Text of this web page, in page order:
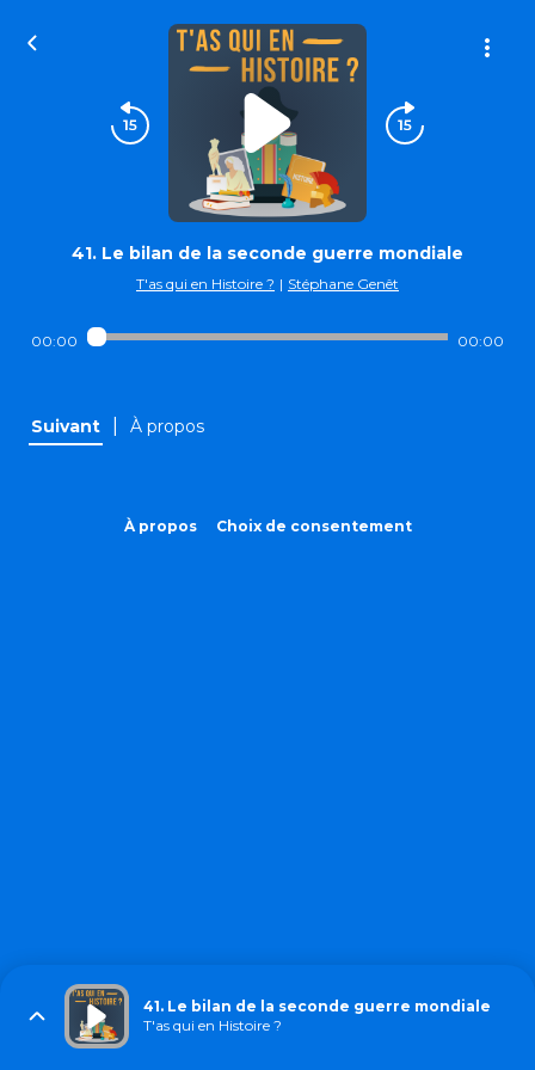
41. Le bilan de la seconde guerre mondiale
T'as qui en Histoire ? | Stéphane Genêt
00:00 00:00
Suivant À propos
À propos Choix de consentement
41. Le bilan de la seconde guerre mondiale
T'as qui en Histoire ?